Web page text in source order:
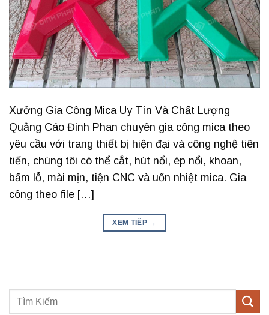
Xưởng Gia Công Mica Uy Tín Và Chất Lượng
Quảng Cáo Đinh Phan chuyên gia công mica theo
yêu cầu với trang thiết bị hiện đại và công nghệ tiên
tiến, chúng tôi có thể cắt, hút nổi, ép nổi, khoan,
bấm lỗ, mài mịn, tiện CNC và uốn nhiệt mica. Gia
công theo file […]
XEM TIẾP →